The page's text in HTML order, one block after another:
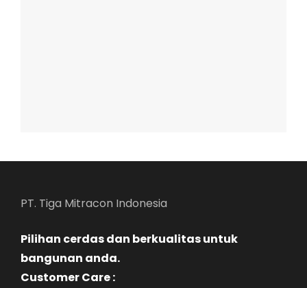
PT. Tiga Mitracon Indonesia
Pilihan cerdas dan berkualitas untuk
bangunan anda.
Customer Care :